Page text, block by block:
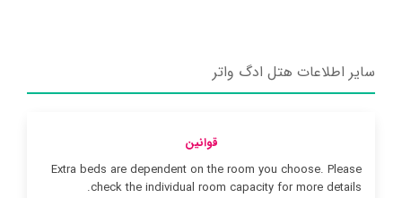
سایر اطلاعات هتل ادگ واتر
قوانین
Extra beds are dependent on the room you choose. Please
check the individual room capacity for more details.